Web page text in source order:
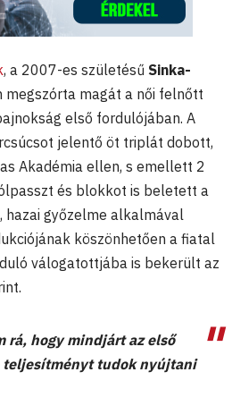
, a 2007-es születésű Sinka-
megszórta magát a női felnőtt
első fordulójában. A
jelentő öt triplát dobott,
Akadémia ellen, s emellett 2
és blokkot is beletett a
hazai győzelme alkalmával
köszönhetően a fiatal
válogatottjába is bekerült az
rá, hogy mindjárt az első
teljesítményt tudok nyújtani